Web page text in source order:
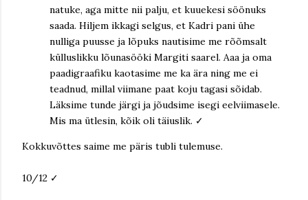
natuke, aga mitte nii palju, et kuuekesi söönuks
saada. Hiljem ikkagi selgus, et Kadri pani ühe
nulliga puusse ja lõpuks nautisime me rõõmsalt
külluslikku lõunasööki Margiti saarel. Aaa ja oma
paadigraafiku kaotasime me ka ära ning me ei
teadnud, millal viimane paat koju tagasi sõidab.
Läksime tunde järgi ja jõudsime isegi eelviimasele.
Mis ma ütlesin, kõik oli täiuslik. ✓
Kokkuvõttes saime me päris tubli tulemuse.
10/12 ✓